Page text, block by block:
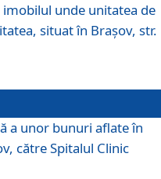
unde unitatea de
situat în Braşov, str.
a unor bunuri aflate în
către Spitalul Clinic